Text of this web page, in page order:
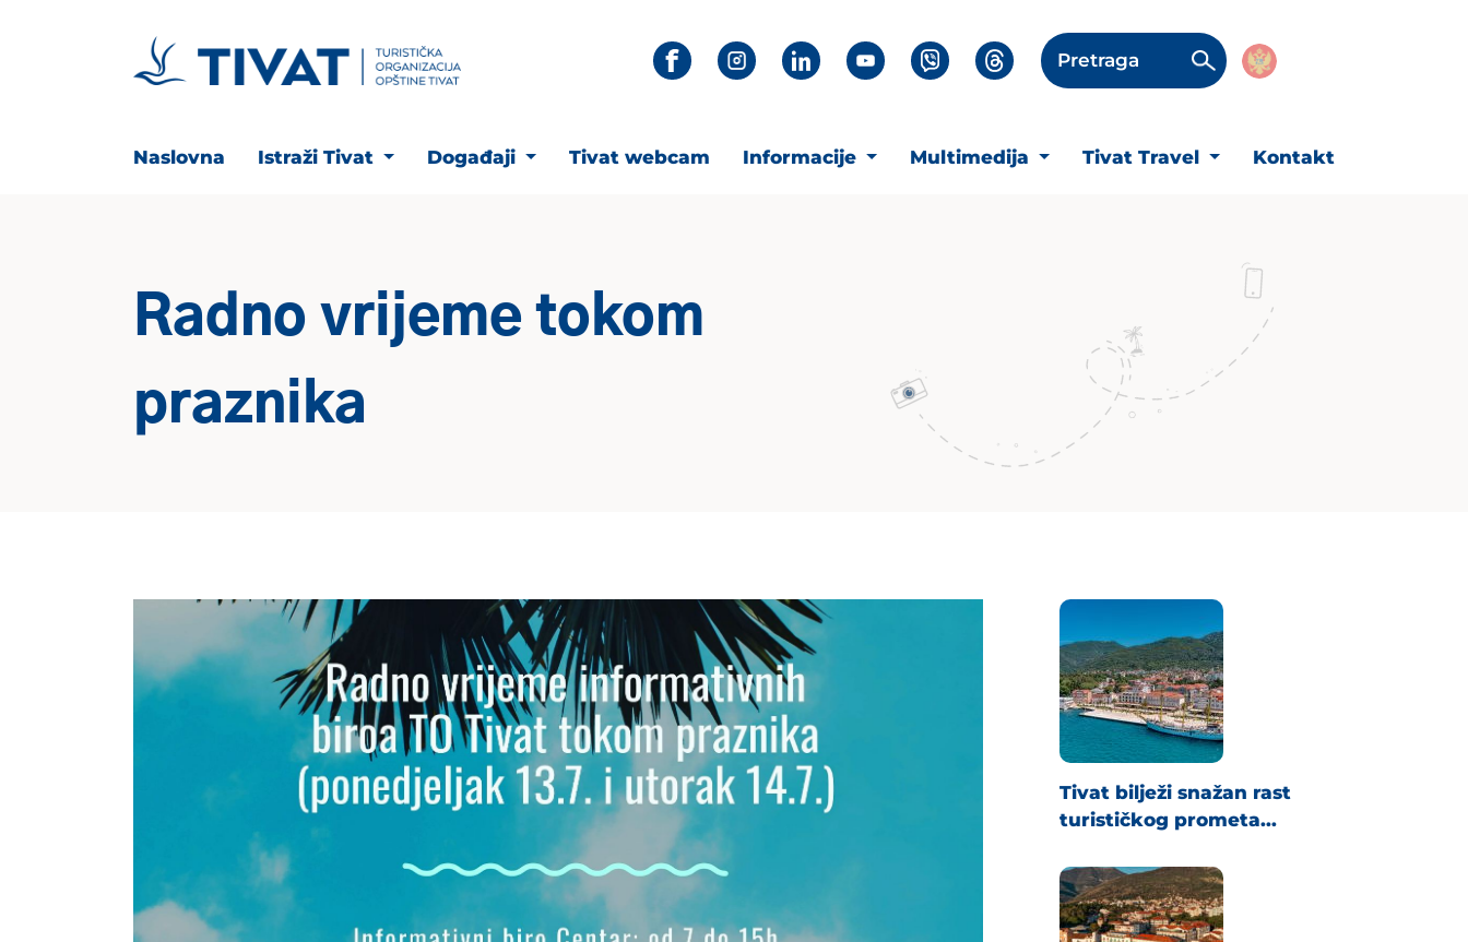
Pretraga
Naslovna Istraži Tivat Događaji Tivat webcam Informacije Multimedija Tivat Travel Kontakt
Radno vrijeme tokom
praznika
Tivat bilježi snažan rast
turističkog prometa...